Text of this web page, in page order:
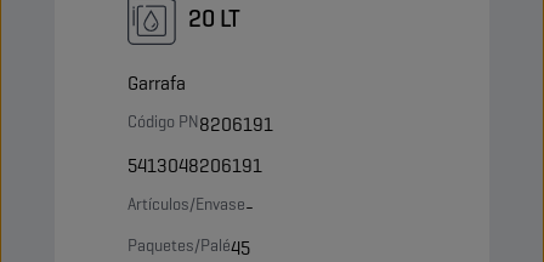
20 LT
Garrafa
Código PN8206191
5413048206191
Artículos/Envase-
Paquetes/Palé45